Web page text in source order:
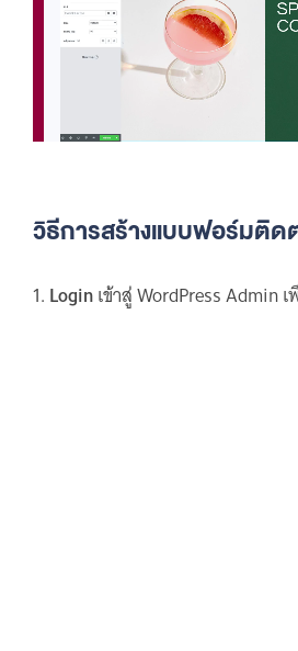
วิธีการสร้างแบบฟอร์มติด
1. Loginเข้าสู่ WordPress Admin